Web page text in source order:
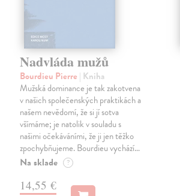
Nadvláda mužů
Bourdieu Pierre | Kniha
Mužská dominance je tak zakotvena
v našich společenských praktikách a
našem nevědomí, že si jí sotva
všímáme; je natolik v souladu s
našimi očekáváními, že ji jen těžko
zpochybňujeme. Bourdieu vychází…
Na sklade ?
14,55 €